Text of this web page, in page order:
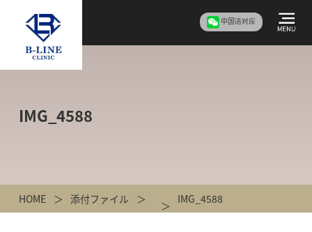
中国语对应
IMG_4588
HOME 添付ファイル IMG_4588